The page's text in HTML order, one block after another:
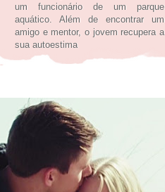
um funcionário de um parque
aquático. Além de encontrar um
amigo e mentor, o jovem recupera a
sua autoestima